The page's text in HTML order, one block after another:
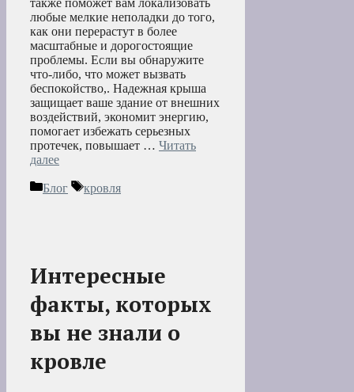
также поможет вам локализовать
любые мелкие неполадки до того,
как они перерастут в более
масштабные и дорогостоящие
проблемы. Если вы обнаружите
что-либо, что может вызвать
беспокойство,. Надежная крыша
защищает ваше здание от внешних
воздействий, экономит энергию,
помогает избежать серьезных
протечек, повышает … Читать
далее
Рубрики
Блог Метки
кровля
Интересные
факты, которых
вы не знали о
кровле